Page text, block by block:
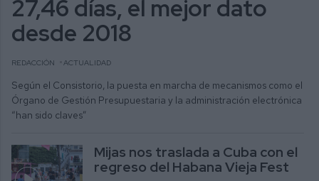
27,46 días, el mejor dato
desde 2018
REDACCIÓN ACTUALIDAD
Según el Consistorio, la puesta en marcha de mecanismos como el
Órgano de Gestión Presupuestaria y la administración electrónica
“han sido claves”
Mijas nos traslada a Cuba con el
regreso del Habana Vieja Fest